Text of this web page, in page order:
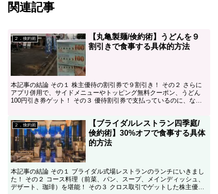
関連記事
２．倹約術
【丸亀製麺/倹約術】うどんを９
割引きで食事する具体的方法
本記事の結論 その１ 株主優待の割引券で９割引き！ その２ さらに
アプリ併用で、サイドメニューやトッピング無料クーポン、うどん
100円引き券ゲット！ その３ 優待割引券で支払っているのに、なん
２．倹約術
【ブライダルレストラン四季庭/
倹約術】30%オフで食事する具体
的方法
本記事の結論 その１ ブライダル式場レストランのランチにいきまし
た！ その２ コース料理（前菜、パン、スープ、メインディッシュ、
デザート、珈琲）を堪能！ その３ クロス取引でゲットした株主優待